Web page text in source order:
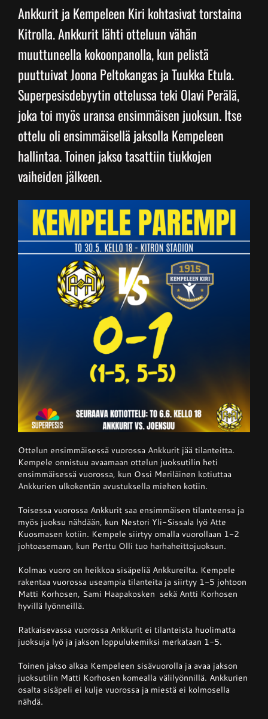
Junnupesis
Fanituotteet
Palvelut
Info
Ankkurit ja Kempeleen Kiri kohtasivat torstaina
Kitrolla. Ankkurit lähti otteluun vähän
muuttuneella kokoonpanolla, kun pelistä
puuttuivat Joona Peltokangas ja Tuukka Etula.
Superpesisdebyytin ottelussa teki Olavi Perälä,
joka toi myös uransa ensimmäisen juoksun. Itse
ottelu oli ensimmäisellä jaksolla Kempeleen
hallintaa. Toinen jakso tasattiin tiukkojen
vaiheiden jälkeen.
Ottelun ensimmäisessä vuorossa Ankkurit jää tilanteitta.
Kempele onnistuu avaamaan ottelun juoksutilin heti
ensimmäisessä vuorossa, kun Ossi Meriläinen kotiuttaa
Ankkurien ulkokentän avustuksella miehen kotiin.
Toisessa vuorossa Ankkurit saa ensimmäisen tilanteensa ja
myös juoksu nähdään, kun Nestori Yli-Sissala lyö Atte
Kuosmasen kotiin. Kempele siirtyy omalla vuorollaan 1-2
johtoasemaan, kun Perttu Olli tuo harhaheittojuoksun.
Kolmas vuoro on heikkoa sisäpeliä Ankkureilta. Kempele
rakentaa vuorossa useampia tilanteita ja siirtyy 1-5 johtoon
Matti Korhosen, Sami Haapakosken sekä Antti Korhosen
hyvillä lyönneillä.
Ratkaisevassa vuorossa Ankkurit ei tilanteista huolimatta
juoksuja lyö ja jakson loppulukemiksi merkataan 1-5.
Toinen jakso alkaa Kempeleen sisävuorolla ja avaa jakson
juoksutilin Matti Korhosen komealla välilyönnillä. Ankkurien
osalta sisäpeli ei kulje vuorossa ja miestä ei kolmosella
nähdä.